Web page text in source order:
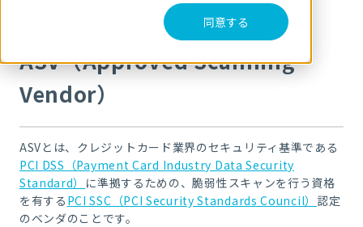
同意する
ASV（Approved Scanning
Vendor）
ASVとは、クレジットカード業界のセキュリティ基準である
PCI DSS（Payment Card Industry Data Security
Standard） に準拠するための、脆弱性スキャンを行う資格
を有する PCI SSC（PCI Security Standards Council） 認定
のベンダのことです。